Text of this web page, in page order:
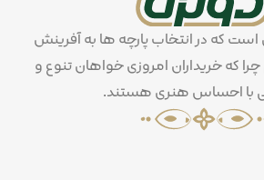
است که در انتخاب پارچه ها به آفرینش
که خریداران امروزی خواهان تنوع و
با احساس هنری هستند.